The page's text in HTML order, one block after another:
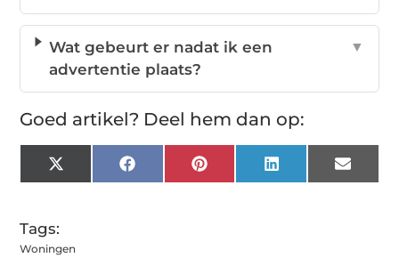
Wat gebeurt er nadat ik een
advertentie plaats?
▼
Goed artikel? Deel hem dan op:
X
(Twitter)
FacebookPinterest LinkedIn Email
Tags:
Woningen